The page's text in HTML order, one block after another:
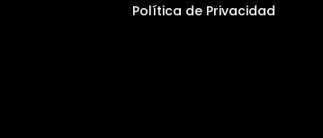
Política de Privacidad